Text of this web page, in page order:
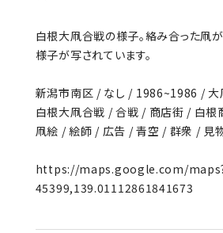
白根大凧合戦の様子。絡み合った凧
様子が写されています。
新潟市南区 / なし / 1986~1986 /
白根大凧合戦 / 合戦 / 商店街 / 白根
凧絵 / 絵師 / 広告 / 青空 / 群衆 / 見
https://maps.google.com/
45399,139.01112861841673